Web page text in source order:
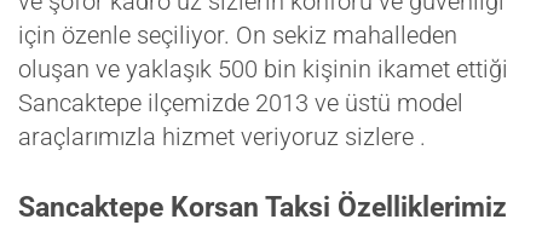
için özenle seçiliyor. On sekiz mahalleden
oluşan ve yaklaşık 500 bin kişinin ikamet ettiği
Sancaktepe ilçemizde 2013 ve üstü model
araçlarımızla hizmet veriyoruz sizlere .
Sancaktepe Korsan Taksi Özelliklerimiz